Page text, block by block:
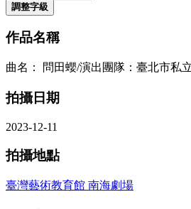
調整字級
作品名稱
曲名： 問田蠳/演出團隊：臺北市私
拍攝日期
2023-12-11
拍攝地點
臺灣藝術教育館 南海劇場